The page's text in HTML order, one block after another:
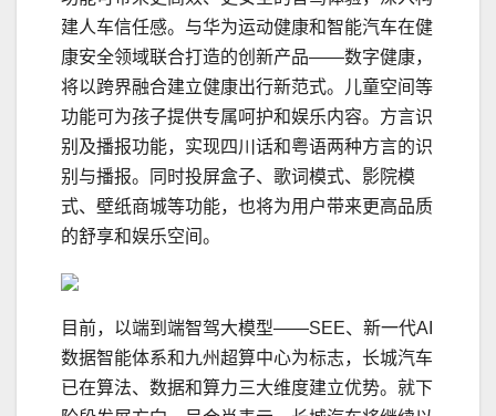
建人车信任感。与华为运动健康和智能汽车在健
康安全领域联合打造的创新产品——数字健康，
将以跨界融合建立健康出行新范式。儿童空间等
功能可为孩子提供专属呵护和娱乐内容。方言识
别及播报功能，实现四川话和粤语两种方言的识
别与播报。同时投屏盒子、歌词模式、影院模
式、壁纸商城等功能，也将为用户带来更高品质
的舒享和娱乐空间。
目前，以端到端智驾大模型——SEE、新一代AI
数据智能体系和九州超算中心为标志，长城汽车
已在算法、数据和算力三大维度建立优势。就下